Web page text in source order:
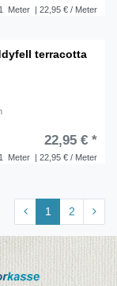
1 Meter | 22,95 € / Meter
terracotta
1 Meter | 22,95 € / Meter
22,95 € *
1 2